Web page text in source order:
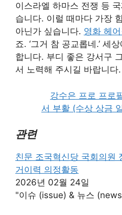
이스라엘 하마스 전쟁 등
습니다. 이럴 때마다 가장
아닌가 싶습니다. 영화 헤
죠. ‘그거 참 공교롭네.’ 세
합니다. 부디 좋은 강서구
서 노력해 주시길 바랍니다.
강수은 프로 프로
서 부활 (수상 상금
관련
친문 조국혁신당 국회의원
거이력 의정활동
2026년 02월 24일
"이슈 (issue) & 뉴스